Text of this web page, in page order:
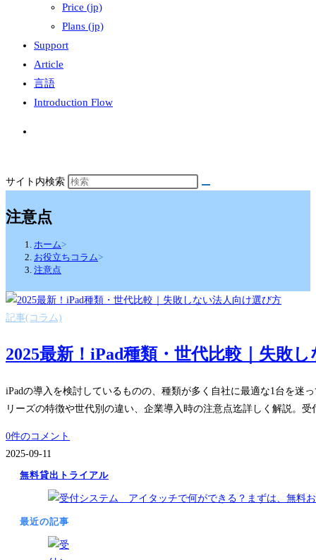
Price (jp)
Plans (jp)
Support
Article
言語
Introduction Flow
サイト内検索
注意点
ホーム>
お役立ちコラム>
注意点
記事(コラム)
2025最新！iPad種類・世代比較｜失敗
iPadの導入を検討しているものの、種類が多く自社に最適な1台を迷
リーズの特徴や世代別の違い、企業導入時の注意点迄詳しく解説。
0件のコメント
2025-09-11
無料貸出トライアル
最近の記事